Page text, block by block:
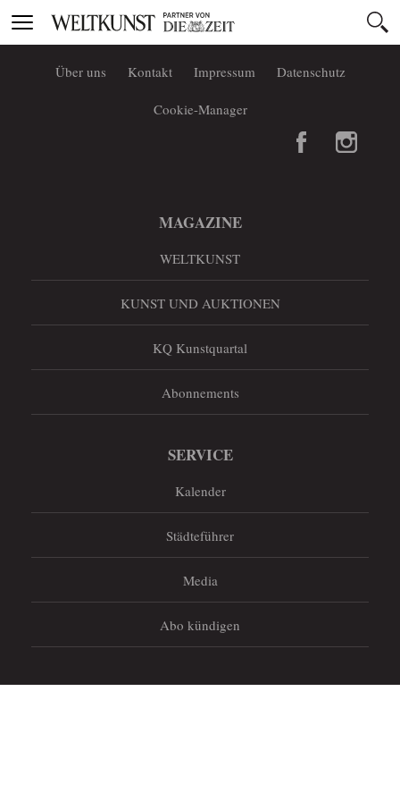
Toggle
navigation
Über uns Kontakt Impressum Datenschutz
Cookie-Manager
MAGAZINE
WELTKUNST
KUNST UND AUKTIONEN
KQ Kunstquartal
Abonnements
SERVICE
Kalender
Städteführer
Media
Abo kündigen